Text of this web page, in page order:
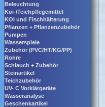
Beleuchtung
Koi-/Teichpflegemittel
KOI und Fischhälterung
Pflanzen + Pflanzenzubehör
Pumpen
Wasserspiele
Zubehör (PVC/HT/KG/PP)
Rohre
Schlauch + Zubehör
Steinartikel
Teichzubehör
UV- C Vorklärgeräte
Wasseranalyse
Geschenkartikel